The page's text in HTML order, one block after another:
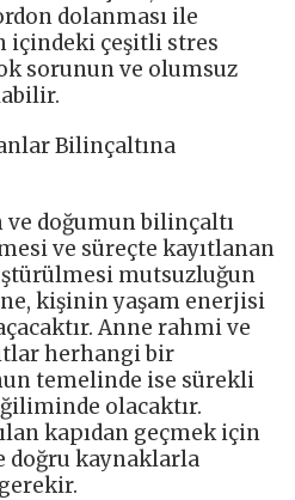
dolanması ile
içindeki çeşitli stres
sorunun ve olumsuz
Bilinçaltına
doğumun bilinçaltı
ve süreçte kayıtlanan
mutsuzluğun
kişinin yaşam enerjisi
Anne rahmi ve
herhangi bir
temelinde ise sürekli
olacaktır.
kapıdan geçmek için
doğru kaynaklarla